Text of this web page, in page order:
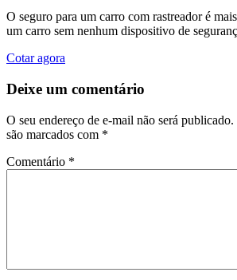
O seguro para um carro com rastreador é
um carro sem nenhum dispositivo de
Cotar agora
Deixe um comentário
O seu endereço de e-mail não será publicado.
são marcados com *
Comentário *